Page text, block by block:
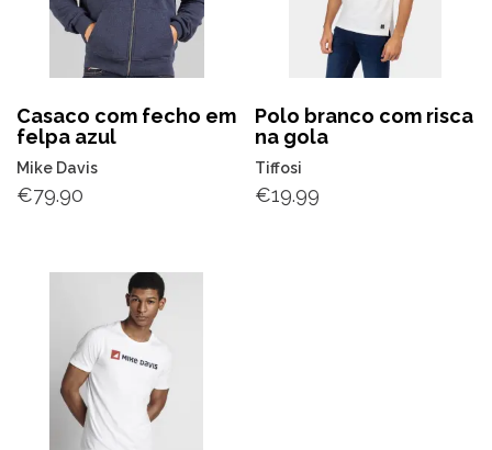
Casaco com fecho em
felpa azul
Mike Davis
€79.90
Polo branco com risca
na gola
Tiffosi
€19.99